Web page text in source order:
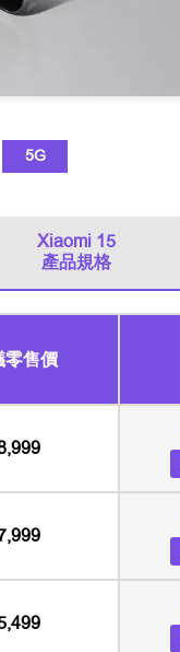
5G
Xiaomi 15
產品規格
零售價